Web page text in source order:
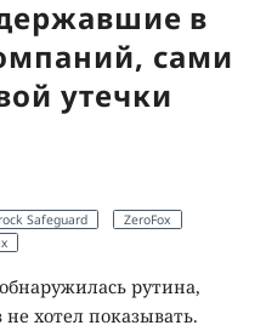
в
сами
утечки
Safeguard
ZeroFox
рутина,
хотел показывать.